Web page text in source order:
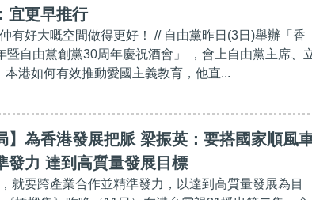
宜更早推行
有好大嘅空間做得更好！ // 自由黨昨日(3日)舉辦「香
暨自由黨創黨30周年慶祝酒會」 ，會上自由黨主席、
港如何有效推動愛國主義教育，他直...
】為香港發展把脈 梁振英：要搭國家順風
發力 達到高質量發展目標
就要跨產業合作並精準發力，以達到高質量發展為目